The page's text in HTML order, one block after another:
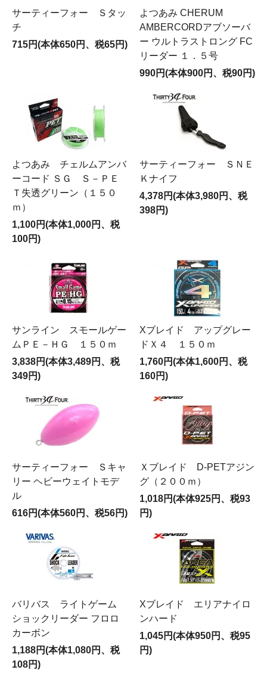
サーティーフォー Ｓタッ
チ
715円(本体650円、税65円)
よつあみ CHERUM
AMBERCORDアブソーバ
ー ウルトラストロング FC
リーダー １．５号
990円(本体900円、税90円)
よつあみ チェルムアンバ
ーコード ＳＧ Ｓ－ＰＥ
Ｔ失透グリーン（１５０
ｍ）
1,100円(本体1,000円、税
100円)
サーティーフォー ＳＮＥ
Ｋナイフ
4,378円(本体3,980円、税
398円)
サンライン スモールゲー
ムＰＥ－ＨＧ １５０ｍ
3,838円(本体3,489円、税
349円)
Xブレイド アップグレー
ドＸ４ １５０ｍ
1,760円(本体1,600円、税
160円)
サーティーフォー Ｓキャ
リー ヘビーウェイトモデ
ル
616円(本体560円、税56円)
Ｘブレイド D-PETアジン
グ（２００ｍ）
1,018円(本体925円、税93
円)
バリバス ライトゲーム
ショックリーダー フロロ
カーボン
1,188円(本体1,080円、税
108円)
Xブレイド エリアナイロ
ンハード
1,045円(本体950円、税95
円)